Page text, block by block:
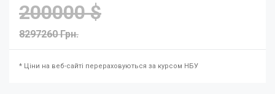
200000 $
8297260 Грн.
* Ціни на веб-сайті перераховуються за курсом НБУ